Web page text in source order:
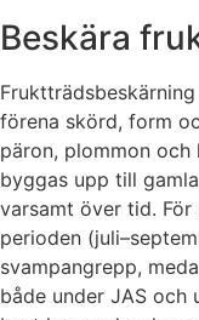
Beskära
förena skörd, form
päron, plommon och
byggas upp till
varsamt över tid.
perioden
svampangrepp,
både under JAS och